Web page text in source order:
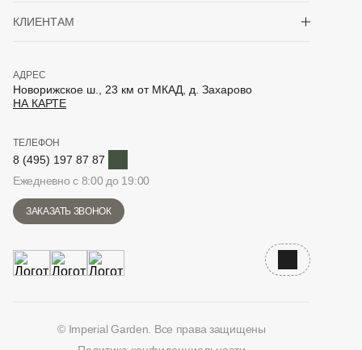
КЛИЕНТАМ
АДРЕС
Новорижское ш., 23 км от МКАД, д. Захарово
НА КАРТЕ
ТЕЛЕФОН
8 (495) 197 87 87
Ежедневно с 8:00 до 19:00
ЗАКАЗАТЬ ЗВОНОК
Наверх
© Imperial Garden. Все права защищены